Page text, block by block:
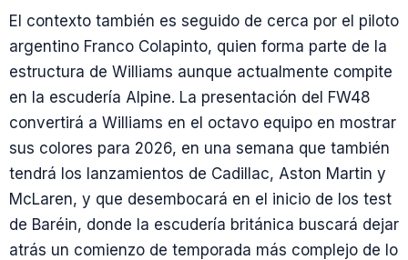
El contexto también es seguido de cerca por el piloto
argentino Franco Colapinto, quien forma parte de la
estructura de Williams aunque actualmente compite
en la escudería Alpine. La presentación del FW48
convertirá a Williams en el octavo equipo en mostrar
sus colores para 2026, en una semana que también
tendrá los lanzamientos de Cadillac, Aston Martin y
McLaren, y que desembocará en el inicio de los test
de Baréin, donde la escudería británica buscará dejar
atrás un comienzo de temporada más complejo de lo